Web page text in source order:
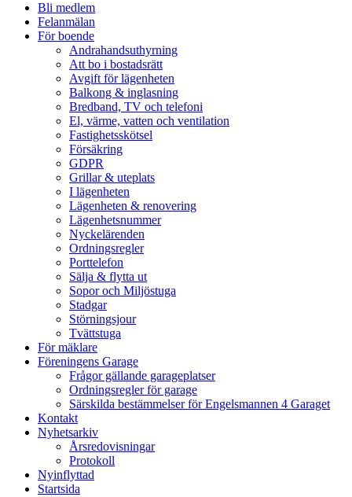
Bli medlem
Felanmälan
För boende
Andrahandsuthyrning
Att bo i bostadsrätt
Avgift för lägenheten
Balkong & inglasning
Bredband, TV och telefoni
El, värme, vatten och ventilation
Fastighetsskötsel
Försäkring
GDPR
Grillar & uteplats
I lägenheten
Lägenheten & renovering
Lägenhetsnummer
Nyckelärenden
Ordningsregler
Porttelefon
Sälja & flytta ut
Sopor och Miljöstuga
Stadgar
Störningsjour
Tvättstuga
För mäklare
Föreningens Garage
Frågor gällande garageplatser
Ordningsregler för garage
Särskilda bestämmelser för Engelsmannen 4 Garaget
Kontakt
Nyhetsarkiv
Årsredovisningar
Protokoll
Nyinflyttad
Startsida